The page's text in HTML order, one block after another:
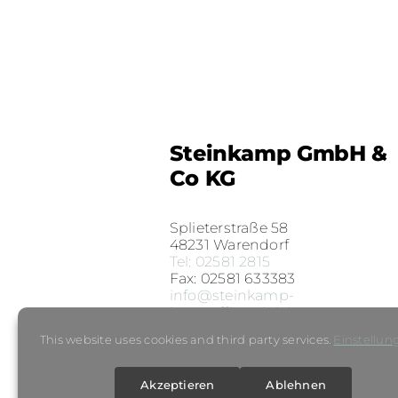
Steinkamp GmbH &
Co KG
Splieterstraße 58
48231 Warendorf
Tel: 02581 2815
Fax: 02581 633383
info@steinkamp-
baustoffhandel.de
Jobs
This website uses cookies and third party services.
Akzeptieren Ablehnen